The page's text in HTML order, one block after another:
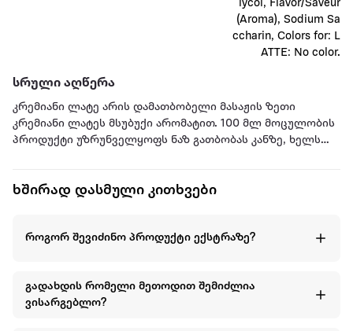
lycol, Flavor/Saveur
(Aroma), Sodium Sa
ccharin, Colors for: L
ATTE: No color.
სრული აღწერა
კრემიანი ლატე არის დამათბობელი მასაჟის ზეთი
კრემიანი ლატეს მსუბუქი არომატით. 100 მლ მოცულობის
პროდუქტი უზრუნველყოფს ნაზ გათბობას კანზე, ხელს
მომენტები უფრო კომფორტული და აღმგზნებელი
დაბოლოებების აქტივაციას, რაც ზრდის მგრძნობელობას
და ინტიმური გამოცდილების სიმძაფრეს.
ხშირად დასმული კითხვები
როგორ შევიძინო პროდუქტი ექსტრაზე?
გადახდის რომელი მეთოდით შემიძლია
ვისარგებლო?